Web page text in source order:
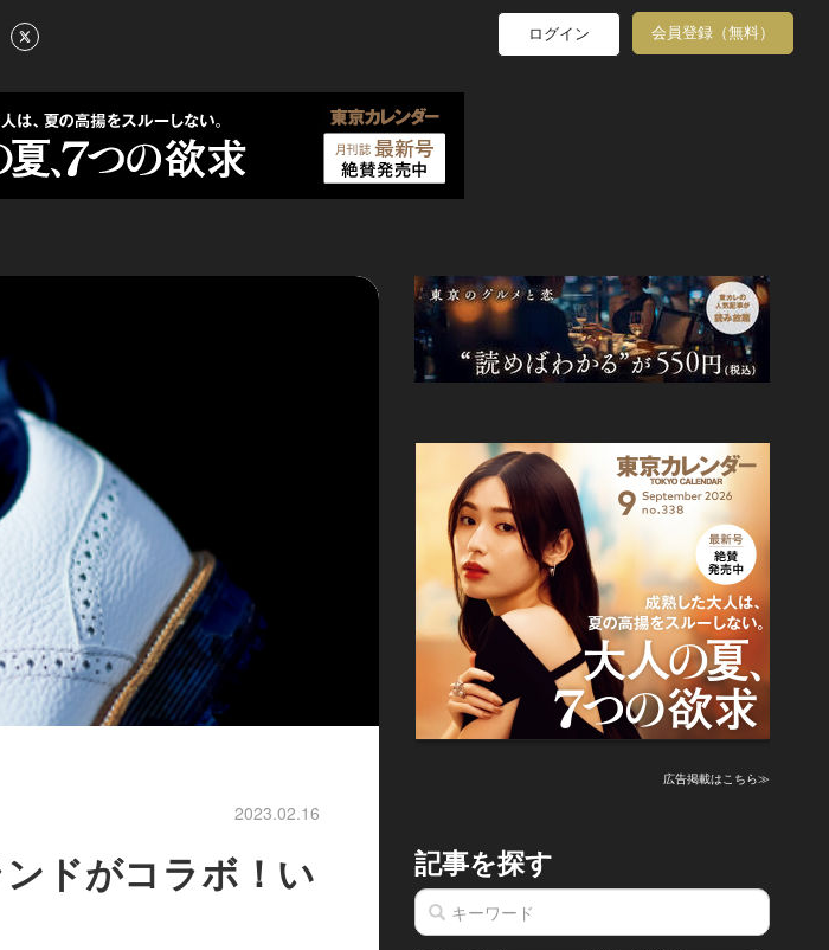
イル情報 ログイン 会員登録（無料）
2023.02.16
ドがコラボ！い
広告掲載はこちら≫
記事を探す